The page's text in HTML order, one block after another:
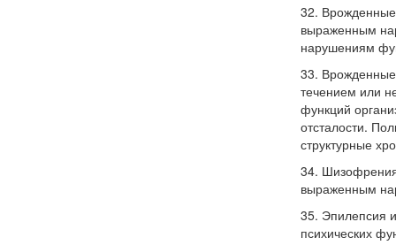
32. Врожденные
выраженным
нарушениям
33.
течением или
функций
отсталости.
структурные
34.
выраженным
35. Эпилепсия
психических